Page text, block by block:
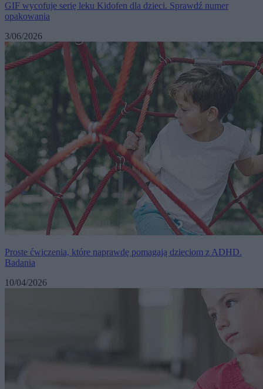
GIF wycofuje serię leku Kidofen dla dzieci. Sprawdź numer
opakowania
3/06/2026
Proste ćwiczenia, które naprawdę pomagają dzieciom z ADHD.
Badania
10/04/2026